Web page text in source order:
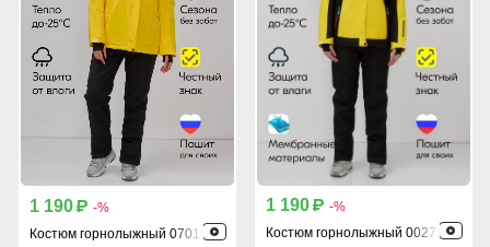
1 190 p -%
Костюм горнолыжный 07015J
1 190 p -%
Костюм горнолыжный 0027J